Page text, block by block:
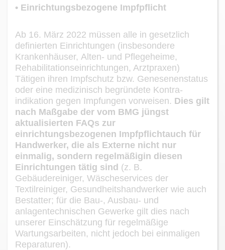
• Einrichtungsbezogene Impfpflicht
Ab 16. März 2022 müssen alle in gesetzlich
definierten Einrichtungen (insbesondere
Krankenhäuser, Alten- und Pflegeheime,
Rehabilitationseinrichtungen, Arztpraxen)
Tätigen ihren Impfschutz bzw. Genesenenstatus
oder eine medizinisch begründete Kontra-
indikation gegen Impfungen vorweisen. Dies gilt
nach Maßgabe der vom BMG jüngst
aktualisierten FAQs zur
einrichtungsbezogenen Impfpflichtauch für
Handwerker, die als Externe nicht nur
einmalig, sondern regelmäßigin diesen
Einrichtungen tätig sind (z. B.
Gebäudereiniger, Wäscheservices der
Textilreiniger, Gesundheitshandwerker wie auch
Bestatter; für die Bau-, Ausbau- und
anlagentechnischen Gewerke gilt dies nach
unserer Einschätzung für regelmäßige
Wartungsarbeiten, nicht jedoch bei einmaligen
Reparaturen).